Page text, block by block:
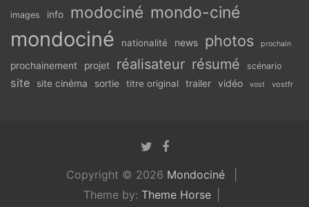
images info modociné mondo-ciné
mondociné nationalité news photos prochain
prochainement projet réalisateur résumé scénario
site site cinéma sortie titre original trailer vidéo vost vostfr
Copyright © 2026 Mondociné
Theme by: Theme Horse